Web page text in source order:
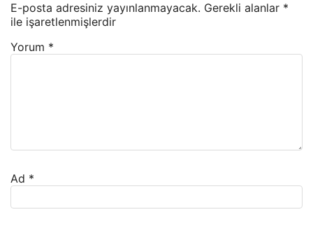
E-posta adresiniz yayınlanmayacak. Gerekli alanlar *
ile işaretlenmişlerdir
Yorum *
Ad *